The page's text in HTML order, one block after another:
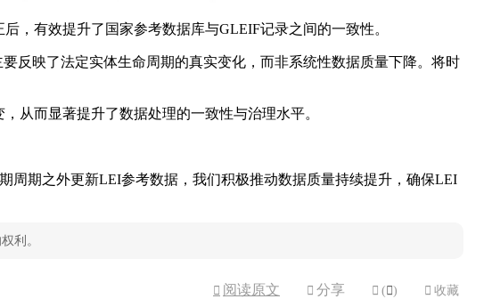
，有效提升了国家参考数据库与GLEIF记录之间的一致性。
反映了法定实体生命周期的真实变化，而非系统性数据质量下降。将时
从而显著提升了数据处理的一致性与治理水平。
周期之外更新LEI参考数据，我们积极推动数据质量持续提升，确保LEI
利。
 阅读原文  分享  ( )  收藏